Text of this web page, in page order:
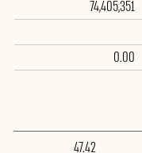
74,405,351
0.00
47.42